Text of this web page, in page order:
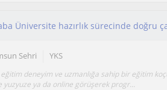
Sehri YKS
deneyim ve uzmanlığa sahip bir eğitim
yuzyuze ya da online görüşerek progr...